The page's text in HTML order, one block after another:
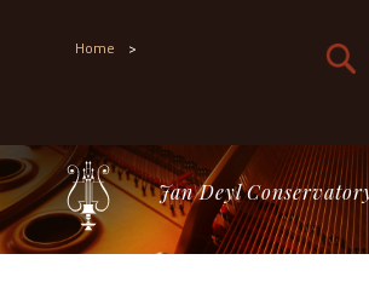
Home >
Jan Deyl